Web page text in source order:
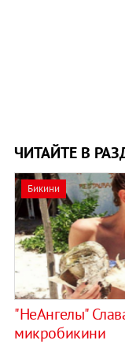
ЧИТАЙТЕ В
Бикини
"НеАнгелы"
микробикини